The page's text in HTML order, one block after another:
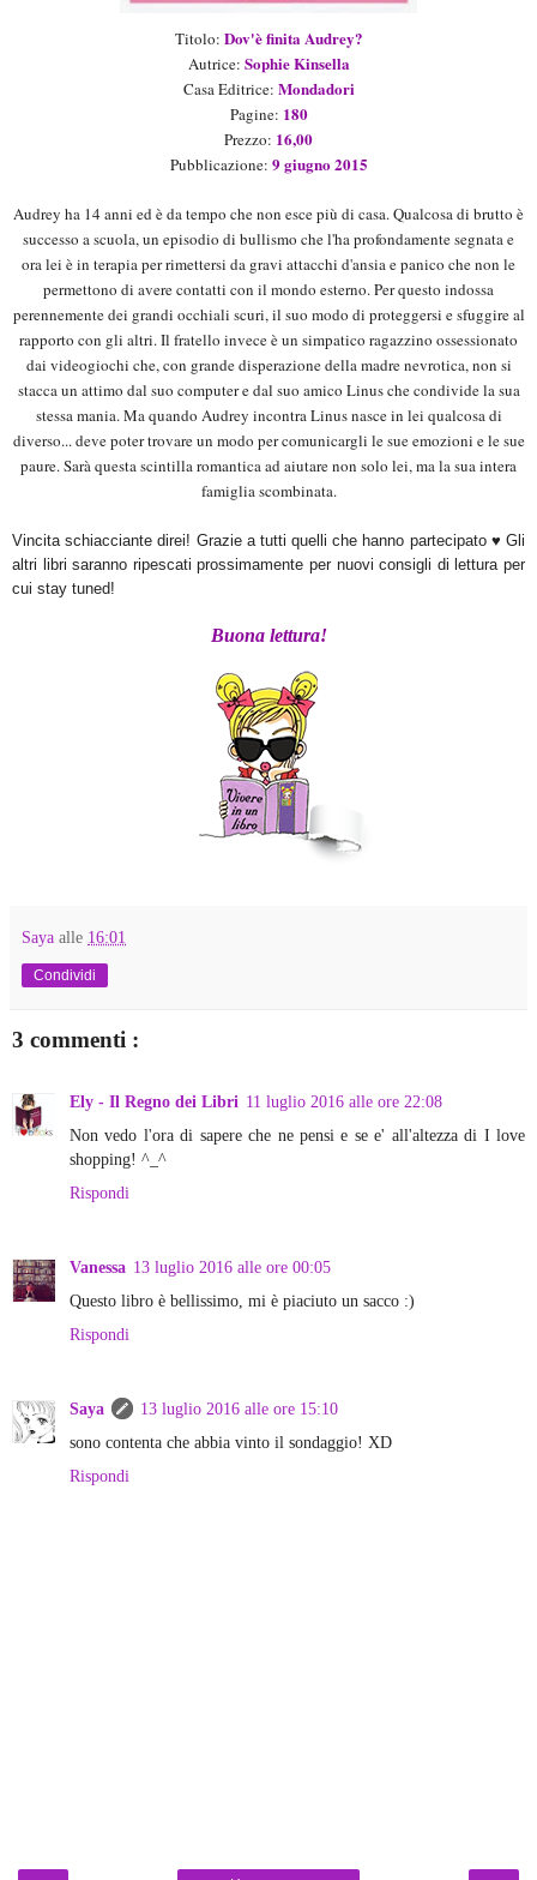
Titolo: Dov'è finita Audrey?
Autrice: Sophie Kinsella
Casa Editrice: Mondadori
Pagine: 180
Prezzo: 16,00
Pubblicazione: 9 giugno 2015
Audrey ha 14 anni ed è da tempo che non esce più di casa. Qualcosa di brutto è
successo a scuola, un episodio di bullismo che l'ha profondamente segnata e
ora lei è in terapia per rimettersi da gravi attacchi d'ansia e panico che non le
permettono di avere contatti con il mondo esterno. Per questo indossa
perennemente dei grandi occhiali scuri, il suo modo di proteggersi e sfuggire al
rapporto con gli altri. Il fratello invece è un simpatico ragazzino ossessionato
dai videogiochi che, con grande disperazione della madre nevrotica, non si
stacca un attimo dal suo computer e dal suo amico Linus che condivide la sua
stessa mania. Ma quando Audrey incontra Linus nasce in lei qualcosa di
diverso... deve poter trovare un modo per comunicargli le sue emozioni e le sue
paure. Sarà questa scintilla romantica ad aiutare non solo lei, ma la sua intera
famiglia scombinata.
Vincita schiacciante direi! Grazie a tutti quelli che hanno partecipato ♥ Gli
altri libri saranno ripescati prossimamente per nuovi consigli di lettura per
cui stay tuned!
Buona lettura!
Saya alle 16:01
Condividi
3 commenti :
Ely - Il Regno dei Libri 11 luglio 2016 alle ore 22:08
Non vedo l'ora di sapere che ne pensi e se e' all'altezza di I love
shopping! ^_^
Rispondi
Vanessa 13 luglio 2016 alle ore 00:05
Questo libro è bellissimo, mi è piaciuto un sacco :)
Rispondi
Saya
13 luglio 2016 alle ore 15:10
sono contenta che abbia vinto il sondaggio! XD
Rispondi